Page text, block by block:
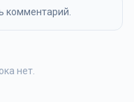
комментарий.
нет.